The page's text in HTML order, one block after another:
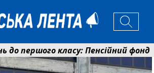
класу: Пенсійний фонд
115 компенсацій на